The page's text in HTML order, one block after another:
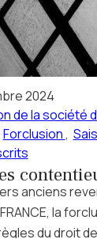
2024
de la société
Forclusion,
anciens
la
du droit